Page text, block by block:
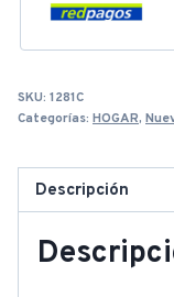
SKU: 1281C
Categorías: HOGAR,
Descripción